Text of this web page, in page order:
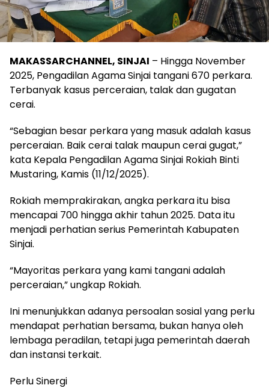
MAKASSARCHANNEL, SINJAI – Hingga November
2025, Pengadilan Agama Sinjai tangani 670 perkara.
Terbanyak kasus perceraian, talak dan gugatan
cerai.
“Sebagian besar perkara yang masuk adalah kasus
perceraian. Baik cerai talak maupun cerai gugat,”
kata Kepala Pengadilan Agama Sinjai Rokiah Binti
Mustaring, Kamis (11/12/2025).
Rokiah memprakirakan, angka perkara itu bisa
mencapai 700 hingga akhir tahun 2025. Data itu
menjadi perhatian serius Pemerintah Kabupaten
Sinjai.
“Mayoritas perkara yang kami tangani adalah
perceraian,” ungkap Rokiah.
Ini menunjukkan adanya persoalan sosial yang perlu
mendapat perhatian bersama, bukan hanya oleh
lembaga peradilan, tetapi juga pemerintah daerah
dan instansi terkait.
Perlu Sinergi